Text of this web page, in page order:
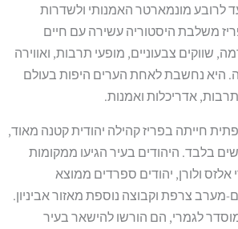
לרובע מונמארטר האמנותי ולשדרות
משלבת היסטוריה עשירה עם חיים
שווקים צבעוניים, מופעי תרבות, ואווירה
היא נחשבת לאחת הערים היפות בעולם
אדריכלות ואמנות.
חייתה בפריז קהילה יהודית קטנה מאוד,
בלבד. היהודים בעיר הגיעו ממקומות
אלזס ולורן, יהודים ספרדים ממוצא
מערב צרפת וקבוצה נוספת מאזור אביניון.
לגמרי, הם הורשו להישאר בעיר